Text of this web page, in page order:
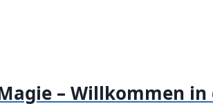
– Willkommen in